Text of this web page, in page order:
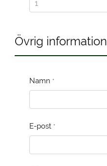
Övrig information
Namn *
E-post *